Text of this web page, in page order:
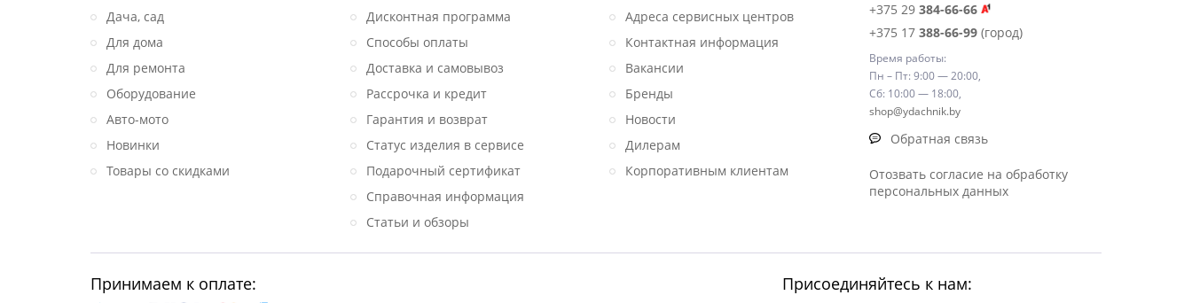
Дача, сад
Для дома
Для ремонта
Оборудование
Авто-мото
Новинки
Товары со скидками
Дисконтная программа
Способы оплаты
Доставка и самовывоз
Рассрочка и кредит
Гарантия и возврат
Статус изделия в сервисе
Подарочный сертификат
Справочная информация
Статьи и обзоры
Адреса сервисных центров
Контактная информация
Вакансии
Бренды
Новости
Дилерам
Корпоративным клиентам
+375 29 384-66-66
+375 17 388-66-99(город)
Время работы:
Пн – Пт: 9:00 — 20:00,
Сб: 10:00 — 18:00,
shop@ydachnik.by
Обратная связь
Отозвать согласие на обработку
персональных данных
Принимаем к оплате: Присоединяйтесь к нам: